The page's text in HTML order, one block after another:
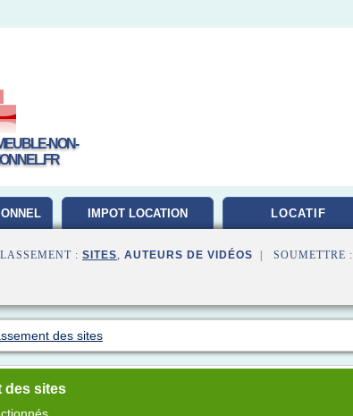
NON-
IMPOT LOCATION LOCATIF
: SITES, AUTEURS DE VIDÉOS | SOUMETTRE :
des sites
des sites